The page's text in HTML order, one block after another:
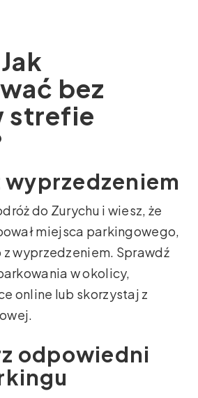
bez
strefie
wyprzedzeniem
do Zurychu i wiesz, że
miejsca parkingowego,
wyprzedzeniem. Sprawdź
w okolicy,
online lub skorzystaj z
odpowiedni